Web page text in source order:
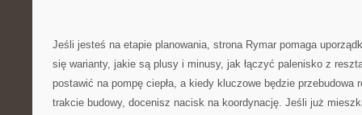
Jeśli jesteś na etapie planowania, strona Rymar pomaga
się warianty, jakie są plusy i minusy, jak łączyć palenisko z
postawić na pompę ciepła, a kiedy kluczowe będzie przebudowa
trakcie budowy, docenisz nacisk na koordynację. Jeśli już